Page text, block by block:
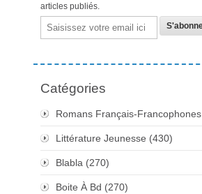
articles publiés.
Email
Catégories
Romans Français-Francophones
Littérature Jeunesse (430)
Blabla (270)
Boite À Bd (270)